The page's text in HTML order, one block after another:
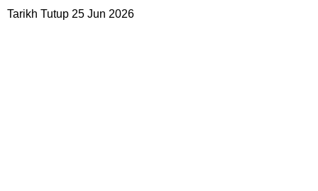
Tarikh Tutup 25 Jun 2026